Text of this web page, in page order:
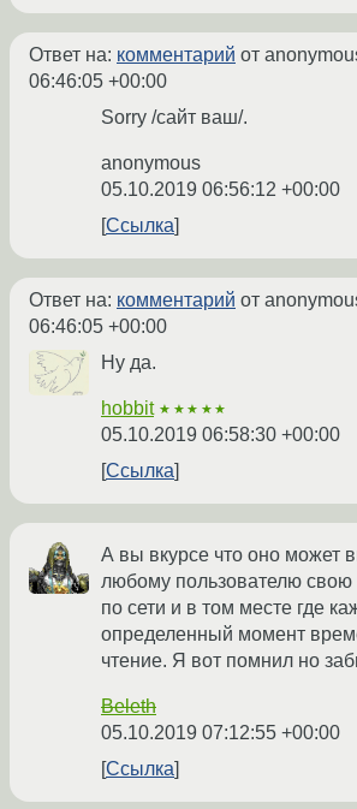
Ответ на: комментарий от
06:46:05 +00:00
Sorry /сайт ваш/.
anonymous
05.10.2019 06:56:12 +00:00
Ссылка
Ответ на: комментарий от
06:46:05 +00:00
Ну да.
hobbit ★★★★★
05.10.2019 06:58:30 +00:00
Ссылка
А вы вкурсе что оно может
любому пользователю свою
по сети и в том месте где
определенный момент
чтение. Я вот помнил но
Beleth
05.10.2019 07:12:55 +00:00
Ссылка